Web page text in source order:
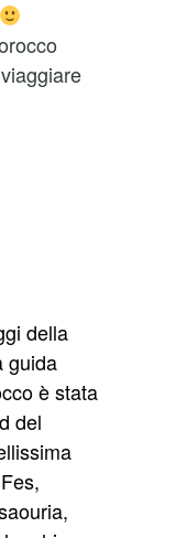
della
guida
è stata
del